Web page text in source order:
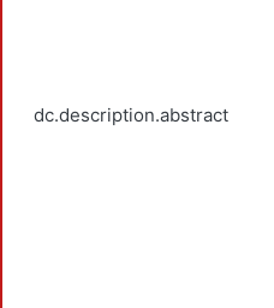
dc.description.abstract